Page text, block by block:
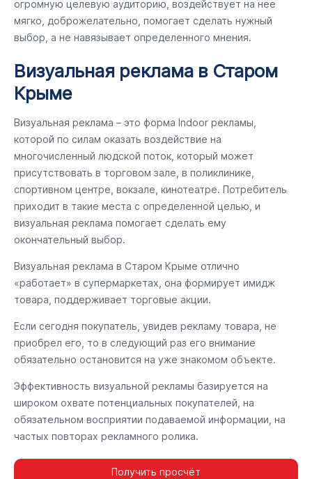
огромную целевую аудиторию, воздействует на нее
мягко, доброжелательно, помогает сделать нужный
выбор, а не навязывает определенного мнения.
Визуальная реклама в Старом
Крыме
Визуальная реклама – это форма Indoor рекламы,
которой по силам оказать воздействие на
многочисленный людской поток, который может
присутствовать в торговом зале, в поликлинике,
спортивном центре, вокзале, кинотеатре. Потребитель
приходит в такие места с определенной целью, и
визуальная реклама помогает сделать ему
окончательный выбор.
Визуальная реклама в Старом Крыме отлично
«работает» в супермаркетах, она формирует имидж
товара, поддерживает торговые акции.
Если сегодня покупатель, увидев рекламу товара, не
приобрел его, то в следующий раз его внимание
обязательно остановится на уже знакомом объекте.
Эффективность визуальной рекламы базируется на
широком охвате потенциальных покупателей, на
обязательном восприятии подаваемой информации, на
частых повторах рекламного ролика.
Получить просчёт